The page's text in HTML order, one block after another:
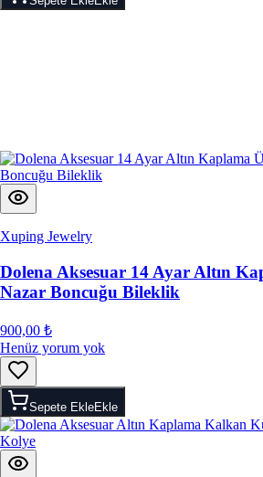
Xuping Jewelry
Dolena Aksesuar 14 Ayar Altın
Nazar Boncuğu Bileklik
900,00 ₺
Henüz yorum yok
Sepete EkleEkle